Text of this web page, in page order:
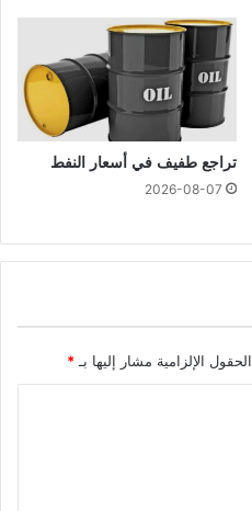
تراجع طفيف في أسعار النفط
2026-08-07
الحقول الإلزامية مشار إليها بـ *